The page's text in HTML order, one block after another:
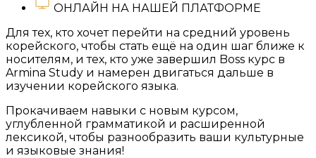
ОНЛАЙН НА НАШЕЙ ПЛАТФОРМЕ
Для тех, кто хочет перейти на средний уровень
корейского, чтобы стать ещё на один шаг ближе к
носителям, и тех, кто уже завершил Boss курс в
Armina Study и намерен двигаться дальше в
изучении корейского языка.
Прокачиваем навыки с новым курсом,
углубленной грамматикой и расширенной
лексикой, чтобы разнообразить ваши культурные
и языковые знания!